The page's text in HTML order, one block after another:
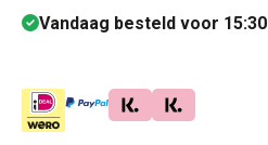
Vandaag besteld voor 15:30